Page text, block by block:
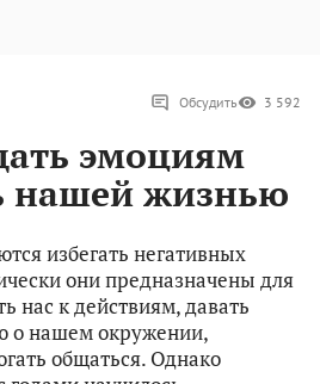
Обсудить 3 592
эмоциям
нашей жизнью
избегать негативных
они предназначены для
нас к действиям, давать
нашем окружении,
общаться. Однако